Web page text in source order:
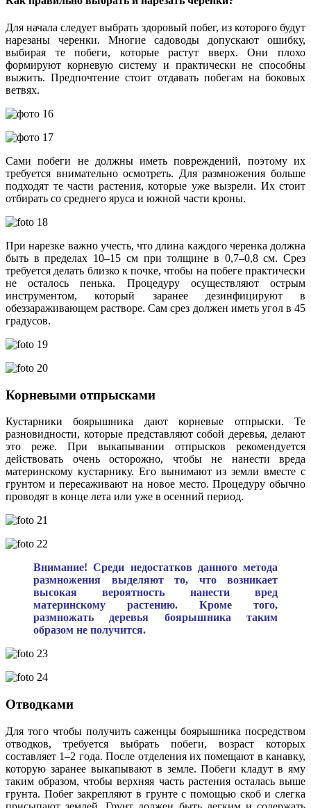
Для начала следует выбрать здоровый побег, из которого будут
нарезаны черенки. Многие садоводы допускают ошибку,
выбирая те побеги, которые растут вверх. Они плохо
формируют корневую систему и практически не способны
выжить. Предпочтение стоит отдавать побегам на боковых
ветвях.
Сами побеги не должны иметь повреждений, поэтому их
требуется внимательно осмотреть. Для размножения больше
подходят те части растения, которые уже вызрели. Их стоит
отбирать со среднего яруса и южной части кроны.
При нарезке важно учесть, что длина каждого черенка должна
быть в пределах 10–15 см при толщине в 0,7–0,8 см. Срез
требуется делать близко к почке, чтобы на побеге практически
не осталось пенька. Процедуру осуществляют острым
инструментом, который заранее дезинфицируют в
обеззараживающем растворе. Сам срез должен иметь угол в 45
градусов.
Корневыми отпрысками
Кустарники боярышника дают корневые отпрыски. Те
разновидности, которые представляют собой деревья, делают
это реже. При выкапывании отпрысков рекомендуется
действовать очень осторожно, чтобы не нанести вреда
материнскому кустарнику. Его вынимают из земли вместе с
грунтом и пересаживают на новое место. Процедуру обычно
проводят в конце лета или уже в осенний период.
Внимание! Среди недостатков данного метода
размножения выделяют то, что возникает
высокая вероятность нанести вред
материнскому растению. Кроме того,
размножать деревья боярышника таким
образом не получится.
Отводками
Для того чтобы получить саженцы боярышника посредством
отводков, требуется выбрать побеги, возраст которых
составляет 1–2 года. После отделения их помещают в канавку,
которую заранее выкапывают в земле. Побеги кладут в яму
таким образом, чтобы верхняя часть растения осталась выше
грунта. Побег закрепляют в грунте с помощью скоб и слегка